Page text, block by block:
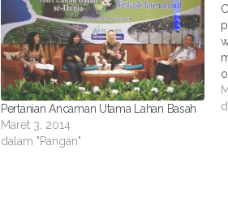
Pertanian Ancaman Utama Lahan Basah
Maret 3, 2014
dalam "Pangan"